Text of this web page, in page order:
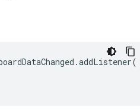
.addListener(